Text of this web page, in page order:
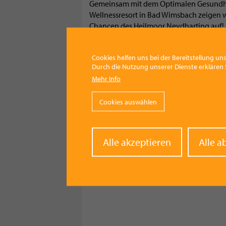
Gemeinsam mit dem Optimalen
Wellnessresort in Bad Wimsbach
Chancen des Heilmoor Neydharting auf!
oderoffice@moor-neydharting.com
Die Produktionsstätte des Heilmoor
Neydharting GmbH, ist bemüht die
dieses tollen Naturheilprodukts offen
sich sehr auf Ihre Teilnahme und Fragen!
Cookies helfen uns bei der Bereitstellung
Durch die Nutzung unserer Dienste
Mehr Info
Cookies auswählen
Alle akzeptieren Alle